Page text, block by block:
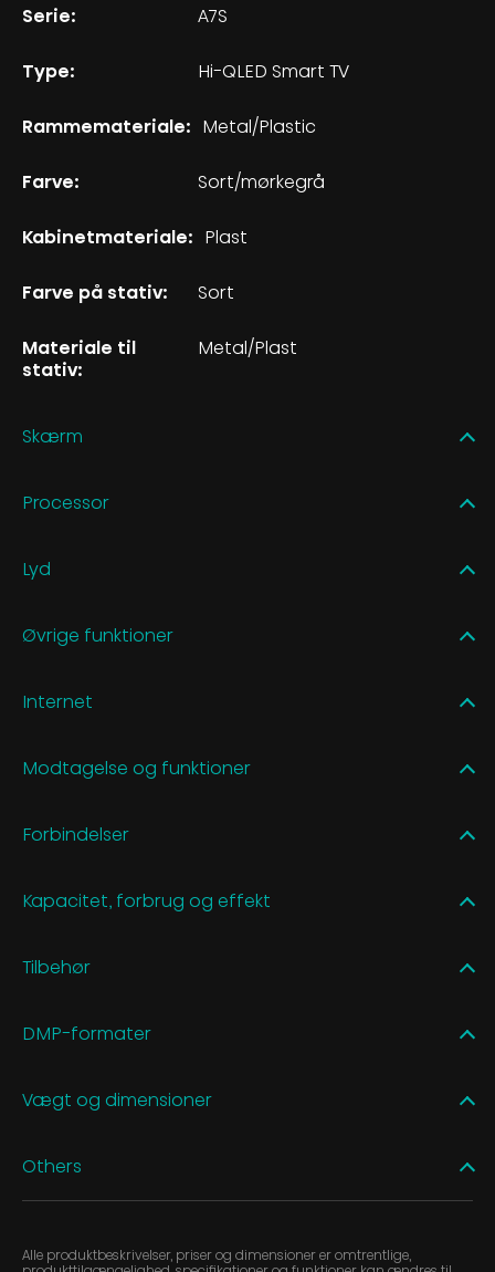
Serie: A7S
Type: Hi-QLED Smart TV
Rammemateriale: Metal/Plastic
Farve: Sort/mørkegrå
Kabinetmateriale: Plast
Farve på stativ: Sort
Materiale til
stativ:
Metal/Plast
Skærm
Processor
Lyd
Øvrige funktioner
Internet
Modtagelse og funktioner
Forbindelser
Kapacitet, forbrug og effekt
Tilbehør
DMP-formater
Vægt og dimensioner
Others
Alle produktbeskrivelser, priser og dimensioner er omtrentlige,